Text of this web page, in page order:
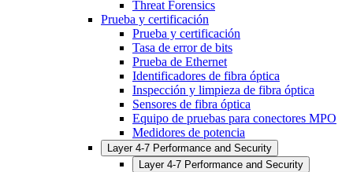
Threat Forensics
Prueba y certificación
Prueba y certificación
Tasa de error de bits
Prueba de Ethernet
Identificadores de fibra óptica
Inspección y limpieza de fibra óptica
Sensores de fibra óptica
Equipo de pruebas para conectores MPO
Medidores de potencia
Layer 4-7 Performance and Security
Layer 4-7 Performance and Security